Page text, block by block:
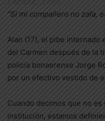
“Si mi compañero no zafa,
Alan (17), el pibe internado
del Carmen después de la
policía bonaerense Jorge
por un efectivo vestido de
Cuando decimos que no
institución, estamos